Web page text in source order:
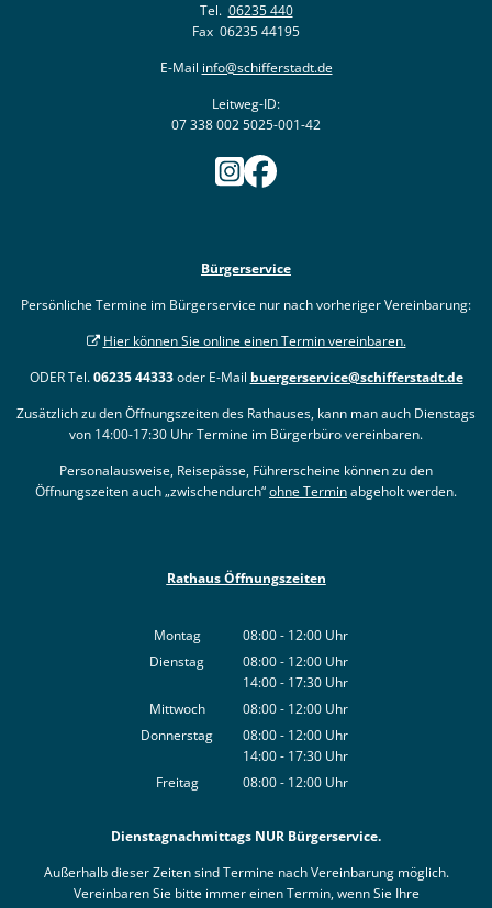
Tel. 06235 440
Fax 06235 44195
E-Mail info@schifferstadt.de
Leitweg-ID:
07 338 002 5025-001-42
Bürgerservice
Persönliche Termine im Bürgerservice nur nach vorheriger Vereinbarung:
Hier können Sie online einen Termin vereinbaren.
ODER Tel.06235 44333oder E-Mail buergerservice@schifferstadt.de
Zusätzlich zu den Öffnungszeiten des Rathauses, kann man auch Dienstags
von 14:00-17:30 Uhr Termine im Bürgerbüro vereinbaren.
Personalausweise, Reisepässe, Führerscheine können zu den
Öffnungszeiten auch „zwischendurch“ohne Terminabgeholt werden.
Rathaus Öffnungszeiten
Montag 08:00- 12:00 Uhr
Von 08:00 bis 12:00 Uhr
Dienstag 08:00- 12:00 Uhr
Von 08:00 bis 12:00 Uhr
14:00- 17:30 Uhr
Von 14:00 bis 17:30 Uhr
Mittwoch 08:00- 12:00 Uhr
Von 08:00 bis 12:00 Uhr
Donnerstag 08:00- 12:00 Uhr
Von 08:00 bis 12:00 Uhr
14:00- 17:30 Uhr
Von 14:00 bis 17:30 Uhr
Freitag 08:00- 12:00 Uhr
Dienstagnachmittags NUR Bürgerservice.
Außerhalb dieser Zeiten sind Termine nach Vereinbarung möglich.
Vereinbaren Sie bitte immer einen Termin, wenn Sie Ihre